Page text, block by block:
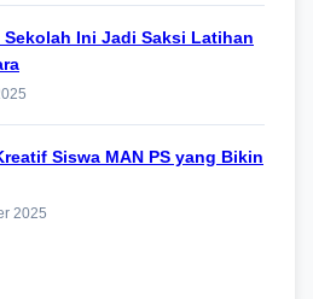
Sekolah Ini Jadi Saksi Latihan
Siswa MAN PS yang Bikin
2025